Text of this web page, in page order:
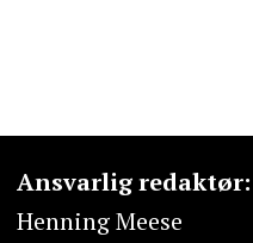
Ansvarlig redaktør:
Henning Meese